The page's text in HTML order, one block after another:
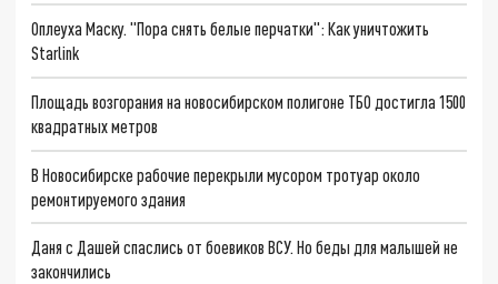
Оплеуха Маску. "Пора снять белые перчатки": Как уничтожить
Starlink
Площадь возгорания на новосибирском полигоне ТБО достигла 1500
квадратных метров
В Новосибирске рабочие перекрыли мусором тротуар около
ремонтируемого здания
Даня с Дашей спаслись от боевиков ВСУ. Но беды для малышей не
закончились